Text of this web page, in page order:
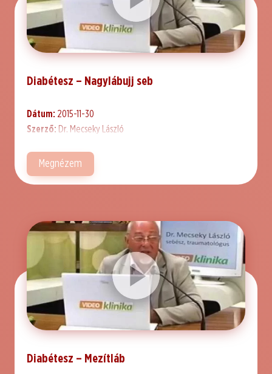
Diabétesz – Nagylábujj seb
Dátum: 2015-11-30
Szerző: Dr. Mecseky László
Megnézem
Diabétesz – Mezítláb